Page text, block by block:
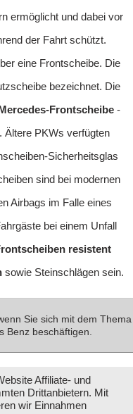
ermöglicht und dabei vor
der Fahrt schützt.
eine Frontscheibe. Die
bezeichnet. Die
Frontscheibe-
Ältere PKWs verfügten
Sicherheitsglas
sind bei modernen
Airbags im Falle eines
bei einem Unfall
resistent
sowie Steinschlägen sein.
Sie sich mit dem Thema
Benz beschäftigen.
Affiliate- und
Drittanbietern. Mit
wir Einnahmen